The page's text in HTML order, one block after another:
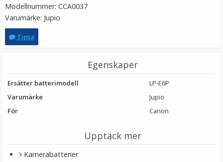
JJC Skärmskydd för Canon EOS 200D/EOS RP optiskt
★★★★★
Modellnummer: CCA0037
Varumärke: Jupio
Tipsa
Egenskaper
Ersätter batterimodell
LP-E6P
Varumärke
Jupio
För
Canon
Upptäck mer
Kamerabatterier